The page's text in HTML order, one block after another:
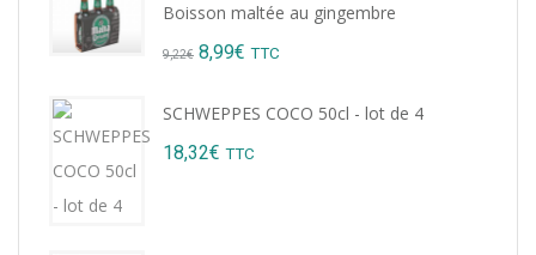
Boisson maltée au gingembre
9,22€ Original
8,99€ Current
TTC
SCHWEPPES COCO 50cl - lot de 4
18,32€ TTC